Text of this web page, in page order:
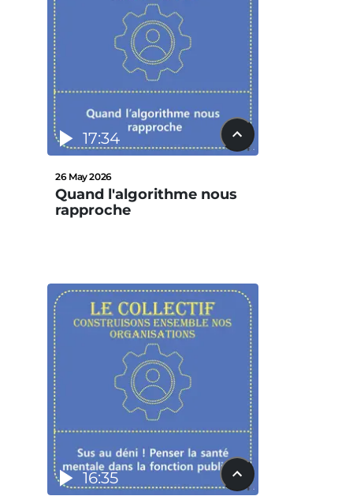
17:34
26 May 2026
Quand l'algorithme nous
rapproche
16:35